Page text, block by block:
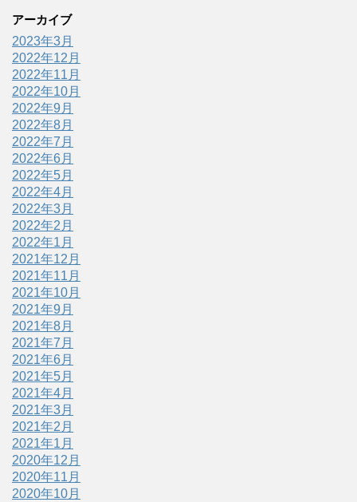
アーカイブ
2023年3月
2022年12月
2022年11月
2022年10月
2022年9月
2022年8月
2022年7月
2022年6月
2022年5月
2022年4月
2022年3月
2022年2月
2022年1月
2021年12月
2021年11月
2021年10月
2021年9月
2021年8月
2021年7月
2021年6月
2021年5月
2021年4月
2021年3月
2021年2月
2021年1月
2020年12月
2020年11月
2020年10月